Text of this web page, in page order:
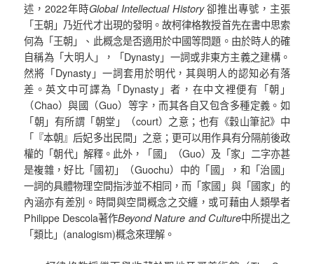
述，2022年時Global Intellectual History卻推出專號，主張
「王朝」乃近代才出現的發明。故柯律格教授首先在書中思索
何為「王朝」、此概念是否適用於中國等問題。由於時人的確
自稱為「大明人」，「Dynasty」一詞或非東方主義之建構。
然將「Dynasty」一詞套用於明代，其與明人的認知必有落
差。英文中可譯為「Dynasty」者，在中文裡便有「朝」
（Chao）與國（Guo）等字，而其各自又包含多種定義。如
「朝」有所謂「朝堂」（court）之意；也有《穀山筆記》中
「『本朝』后妃多出民間」之意；更可以用作具有分隔前後政
權的「朝代」解釋。此外，「國」（Guo）及「家」二字亦甚
是複雜，好比「國初」（Guochu）中的「國」，和「治國」
一詞的具體物理空間指涉並不相同，而「家國」與「國家」的
內涵亦有差別。時間與空間概念之交纏，或可藉由人類學者
Philippe Descola著作Beyond Nature and Culture中所提出之
「類比」(analogism)概念來理解。